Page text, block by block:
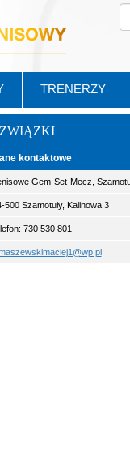
TRENERZY
ZWIĄZKI
kontaktowe
Gem-Set-Mecz,
500 Szamotuły, Kalinowa 3
730 530 801